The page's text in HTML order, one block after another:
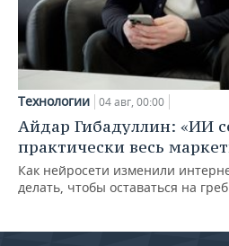
Технологии 04 авг, 00:00
Айдар Гибадуллин: «ИИ
практически весь
Как нейросети изменили
делать, чтобы оставаться на